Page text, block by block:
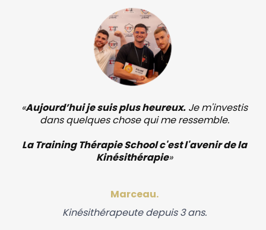
«Aujourd’hui je suis plus heureux. Je m'investis
dans quelques chose qui me ressemble.
La Training Thérapie School c'est l'avenir de la
Kinésithérapie»
Marceau.
Kinésithérapeute depuis 3 ans.